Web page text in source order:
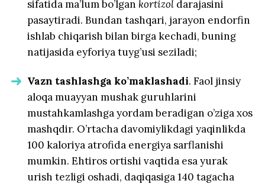
sifatida ma’lum bo’lgankortizol darajasini
pasaytiradi. Bundan tashqari, jarayon endorfin
ishlab chiqarish bilan birga kechadi, buning
natijasida eyforiya tuyg’usi seziladi;
Vazn tashlashga ko’maklashadi. Faol jinsiy
aloqa muayyan mushak guruhlarini
mustahkamlashga yordam beradigan o’ziga xos
mashqdir. O’rtacha davomiylikdagi yaqinlikda
100 kaloriya atrofida energiya sarflanishi
mumkin. Ehtiros ortishi vaqtida esa yurak
urish tezligi oshadi, daqiqasiga 140 tagacha